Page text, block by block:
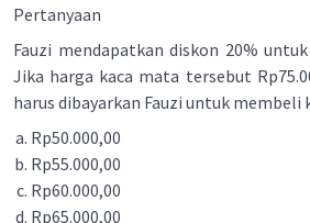
Pertanyaan
Fauzi mendapatkan diskon 20%
Jika harga kaca mata tersebut
harus dibayarkan Fauzi untuk membeli
Rp50.000,00
Rp55.000,00
Rp60.000,00
Rp65.000,00